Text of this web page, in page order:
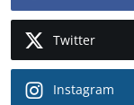
Twitter
Instagram